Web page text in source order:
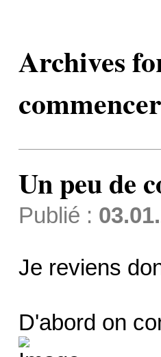
Archives
Un peu de
Publié :
Je reviens
D'abord on